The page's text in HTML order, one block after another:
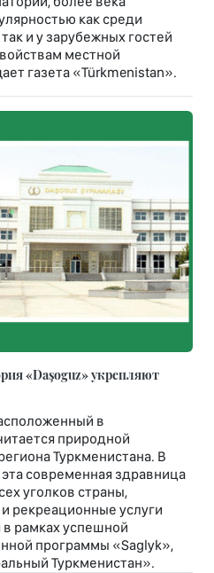
как среди
и у зарубежных гостей
местной
газета «Türkmenistan».
«Daşoguz» укрепляют
в
природной
Туркменистана. В
современная здравница
уголков страны,
рекреационные услуги
рамках успешной
программы «Saglyk»,
Туркменистан».